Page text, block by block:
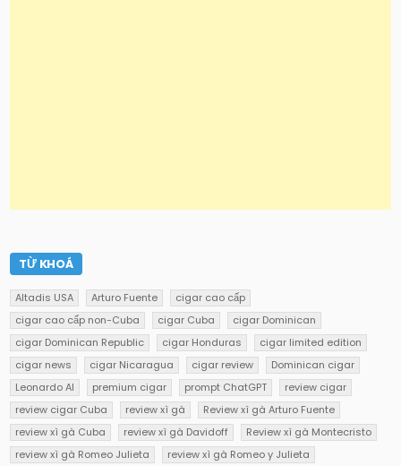
TỪ KHOÁ
Altadis USA Arturo Fuente
cigar cao cấp
cigar cao cấp non-Cuba
cigar Cuba
cigar Dominican
cigar Dominican Republic
cigar Honduras
cigar limited edition
cigar news
cigar Nicaragua cigar review
Dominican cigar
Leonardo AI
premium cigar prompt ChatGPT
review cigar
review cigar Cuba
review xì gà
Review xì gà Arturo Fuente
review xì gà Cuba
review xì gà Davidoff
Review xì gà Montecristo
review xì gà Romeo Julieta
review xì gà Romeo y Julieta